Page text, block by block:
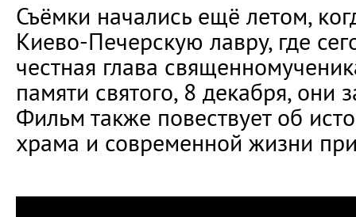
Съёмки начались ещё летом,
Киево-Печерскую лавру, где
честная глава
памяти святого, 8 декабря, они
Фильм также повествует об
храма и современной жизни